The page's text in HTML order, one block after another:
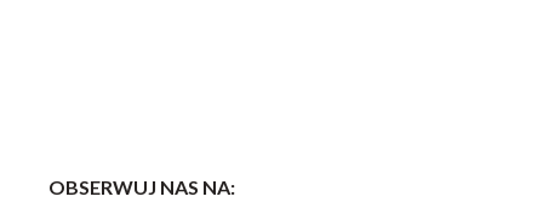
OBSERWUJ NAS NA: